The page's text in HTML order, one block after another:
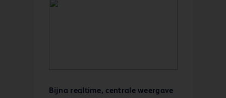
Bijna realtime, centrale weergave